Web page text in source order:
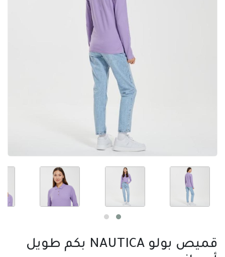
قميص بولو NAUTICA بكم طويل